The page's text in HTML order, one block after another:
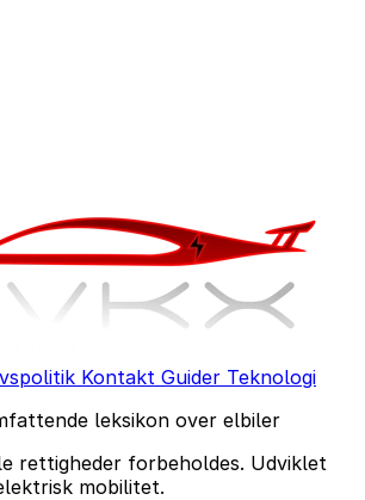
Kontakt Guider Teknologi
leksikon over elbiler
rettigheder forbeholdes. Udviklet
mobilitet.